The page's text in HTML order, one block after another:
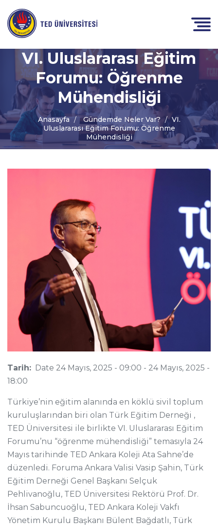
VI. Uluslararası Eğitim
Forumu: Öğrenme
Mühendisliği
Anasayfa Gündemde Neler Var?
VI.
Uluslararası Eğitim Forumu: Öğrenme
Mühendisliği
Tarih: Date 24 Mayıs, 2025 - 09:00 - 24 Mayıs, 2025 -
18:00
Türkiye’nin eğitim alanında en köklü sivil toplum
kuruluşlarından biri olan Türk Eğitim Derneği ,
TED Üniversitesi ile birlikte VI. Uluslararası Eğitim
Forumu’nu “öğrenme mühendisliği” temasıyla 24
Mayıs tarihinde TED Ankara Koleji Ata Sahne’de
düzenledi. Foruma Ankara Valisi Vasip Şahin, Türk
Eğitim Derneği Genel Başkanı Selçuk
Pehlivanoğlu, TED Üniversitesi Rektörü Prof. Dr.
İhsan Sabuncuoğlu, TED Ankara Koleji Vakfı
Yönetim Kurulu Başkanı Bülent Bağdatlı, Türk